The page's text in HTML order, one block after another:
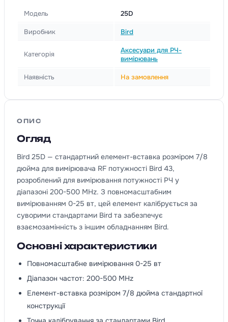
Модель 25D
Виробник Bird
Категорія
Аксесуари для РЧ-
вимірювань
Наявність На замовлення
ОПИС
Огляд
Bird 25D — стандартний елемент-вставка розміром 7/8
дюйма для вимірювача RF потужності Bird 43,
розроблений для вимірювання потужності РЧ у
діапазоні 200-500 MHz. З повномасштабним
вимірюванням 0-25 вт, цей елемент калібрується за
суворими стандартами Bird та забезпечує
взаємозамінність з іншим обладнанням Bird.
Основні характеристики
Повномасштабне вимірювання 0-25 вт
Діапазон частот: 200-500 MHz
Елемент-вставка розміром 7/8 дюйма стандартної
конструкції